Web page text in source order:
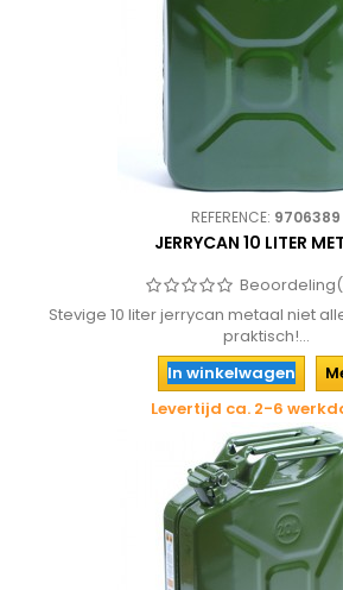
REFERENCE: 9706389
JERRYCAN 10 LITER
Stevige 10 liter jerrycan metaal niet
praktisch!...
In winkelwagen
Levertijd ca. 2-6